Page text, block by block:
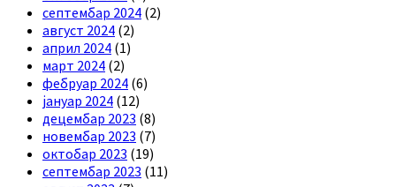
септембар 2024 (2)
август 2024 (2)
април 2024 (1)
март 2024 (2)
фебруар 2024 (6)
јануар 2024 (12)
децембар 2023 (8)
новембар 2023 (7)
октобар 2023 (19)
септембар 2023 (11)